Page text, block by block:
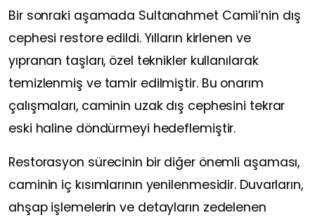
Bir sonraki aşamada Sultanahmet Camii’nin dış
cephesi restore edildi. Yılların kirlenen ve
yıpranan taşları, özel teknikler kullanılarak
temizlenmiş ve tamir edilmiştir. Bu onarım
çalışmaları, caminin uzak dış cephesini tekrar
eski haline döndürmeyi hedeflemiştir.
Restorasyon sürecinin bir diğer önemli aşaması,
caminin iç kısımlarının yenilenmesidir. Duvarların,
ahşap işlemelerin ve detayların zedelenen